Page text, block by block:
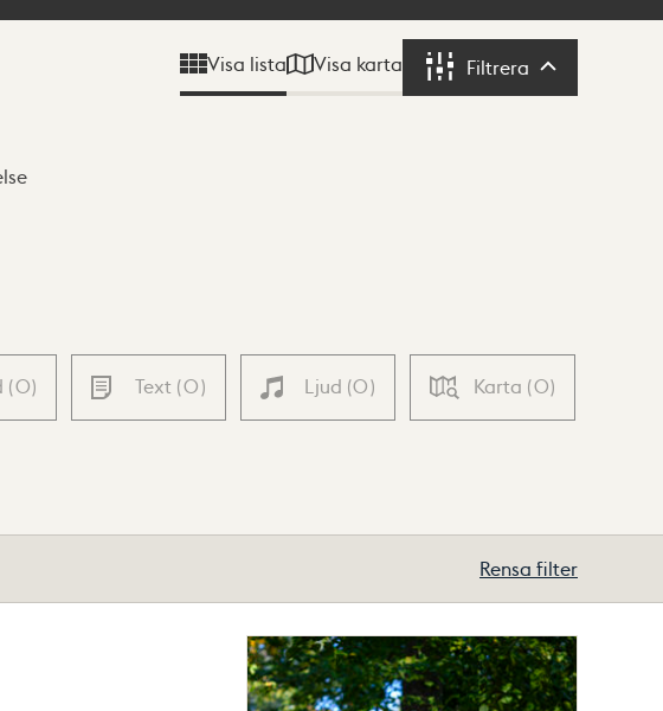
Visa lista Visa karta Filtrera Filtrera
(0) Text (0) Ljud (0) Karta (0)
Rensa filter